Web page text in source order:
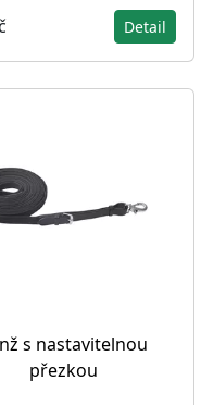
Detail
s nastavitelnou
přezkou